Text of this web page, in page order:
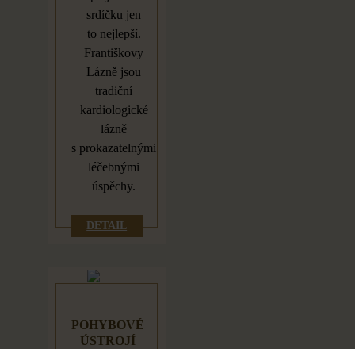
srdíčku jen
to nejlepší.
Františkovy
Lázně jsou
tradiční
kardiologické
lázně
s prokazatelnými
léčebnými
úspěchy.
DETAIL
POHYBOVÉ
ÚSTROJÍ